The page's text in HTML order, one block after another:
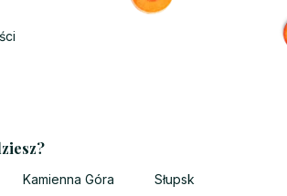
Kamienna Góra
Słupsk